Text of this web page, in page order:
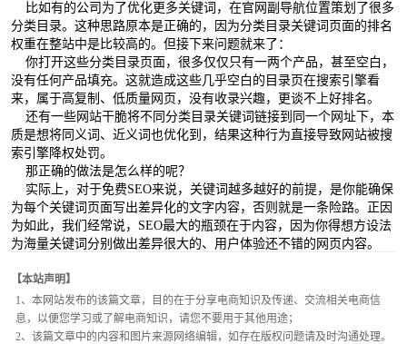
比如有的公司为了优化更多关键词，在官网副导航位置策划了很多
分类目录。这种思路原本是正确的，因为分类目录关键词页面的排名
权重在整站中是比较高的。但接下来问题就来了：
你打开这些分类目录页面，很多仅仅只有一两个产品，甚至空白，
没有任何产品填充。这就造成这些几乎空白的目录页在搜索引擎看
来，属于高复制、低质量网页，没有收录兴趣，更谈不上好排名。
还有一些网站干脆将不同分类目录关键词链接到同一个网址下，本
质是想将同义词、近义词也优化到，结果这种行为直接导致网站被搜
索引擎降权处罚。
那正确的做法是怎么样的呢？
实际上，对于免费SEO来说，关键词越多越好的前提，是你能确保
为每个关键词页面写出差异化的文字内容，否则就是一条险路。正因
为如此，我们经常说，SEO最大的瓶颈在于内容，因为你得想方设法
为海量关键词分别做出差异很大的、用户体验还不错的网页内容。
【本站声明】
1、本网站发布的该篇文章，目的在于分享电商知识及传递、交流相关电商信
息，以便您学习或了解电商知识，请您不要用于其他用途；
2、该篇文章中的内容和图片来源网络编辑，如存在版权问题请及时沟通处理。